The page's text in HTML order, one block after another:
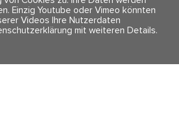
Einzig Youtube oder Vimeo könnten
Videos Ihre Nutzerdaten
mit weiteren Details.